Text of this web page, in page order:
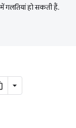
गलतियां हो सकती हैं.